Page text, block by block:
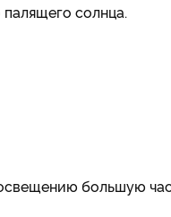
солнца.
большую